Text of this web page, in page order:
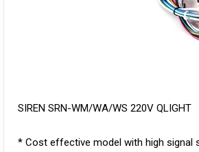
SIREN SRN-WM/WA/WS 220V QLIGHT
* Cost effective model with high signal